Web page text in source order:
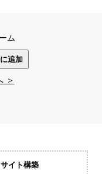
ム
追加
＞
イト構築